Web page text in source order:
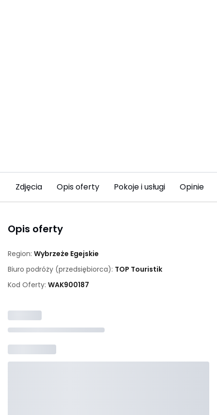
Zdjęcia Opis oferty Pokoje i usługi Opinie
Opis oferty
Region: Wybrzeże Egejskie
Biuro podróży (przedsiębiorca): TOP Touristik
Kod Oferty: WAK900187